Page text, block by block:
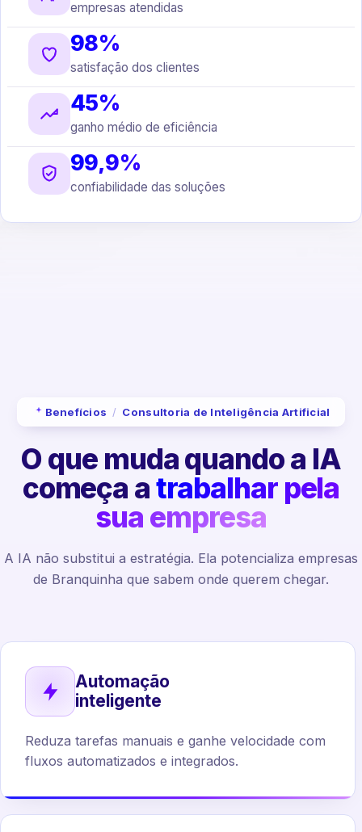
empresas atendidas
98%
satisfação dos clientes
45%
ganho médio de eficiência
99,9%
confiabilidade das soluções
Benefícios / Consultoria de Inteligência Artificial
O que muda quando a IA
começa atrabalhar pela
sua empresa
A IA não substitui a estratégia. Ela potencializa empresas
de Branquinha que sabem onde querem chegar.
Automação
inteligente
Reduza tarefas manuais e ganhe velocidade com
fluxos automatizados e integrados.